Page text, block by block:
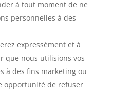
à tout moment de ne
personnelles à des
expressément et à
que nous utilisions vos
à des fins marketing ou
opportunité de refuser